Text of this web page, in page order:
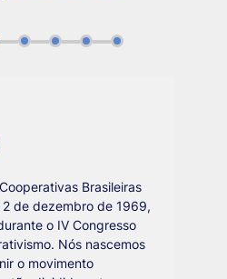
Brasileiras
de dezembro de 1969,
o IV Congresso
Nós nascemos
o movimento